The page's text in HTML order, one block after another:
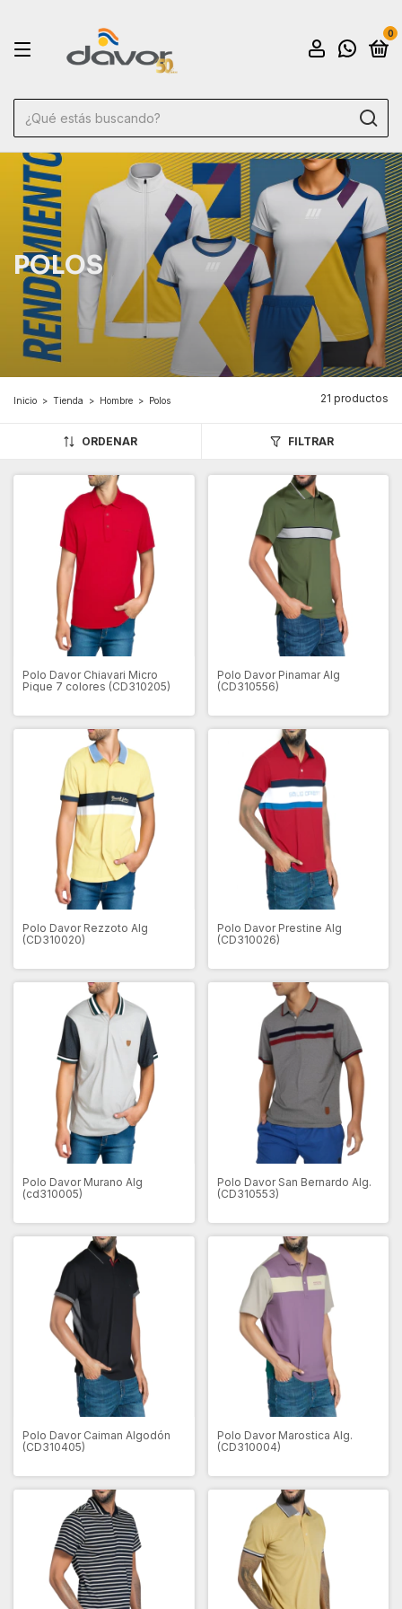
0
POLOS
Inicio > Tienda > Hombre > Polos 21 productos
ORDENAR FILTRAR
Polo Davor Chiavari Micro
Pique 7 colores (CD310205)
Polo Davor Pinamar Alg
(CD310556)
Polo Davor Rezzoto Alg
(CD310020)
Polo Davor Prestine Alg
(CD310026)
Polo Davor Murano Alg
(cd310005)
Polo Davor San Bernardo Alg.
(CD310553)
Polo Davor Caiman Algodón
(CD310405)
Polo Davor Marostica Alg.
(CD310004)